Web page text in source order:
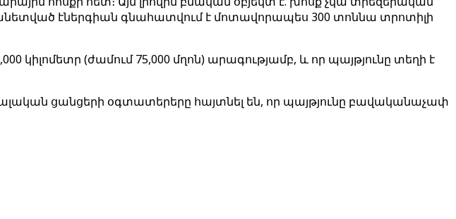
էներգիան գնահատվում է մոտավորապես 300 տոննա տրոտիլի
կիլոմետր (ժամում 75,000 մղոն) արագությամբ, և որ պայթյունը տեղի է
ցանցերի օգտատերերը հայտնել են, որ պայթյունը բավականաչափ